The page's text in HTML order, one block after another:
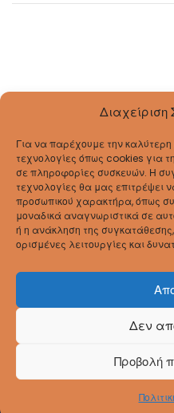
Για να παρέχουμε την καλύτερη
τεχνολογίες όπως cookies για
σε πληροφορίες συσκευών. Η
τεχνολογίες θα μας επιτρέψει
προσωπικού χαρακτήρα, όπως
μοναδικά αναγνωριστικά σε
ή η ανάκληση της
ορισμένες λειτουργίες και
Δεν
Προβολή
Coppyright © 2026